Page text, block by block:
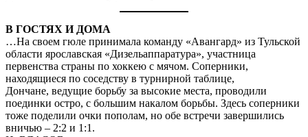
В ГОСТЯХ И ДОМА
…На своем гюле принимала команду «Авангард» из Тульской
области ярославская «Дизельаппаратура», участница
первенства страны по хоккею с мячом. Соперники,
находящиеся по соседству в турнирной таблице,
Дончане, ведущие борьбу за высокие места, проводили
поединки остро, с большим накалом борьбы. Здесь соперники
тоже поделили очки пополам, но обе встречи завершились
вничью – 2:2 и 1:1.